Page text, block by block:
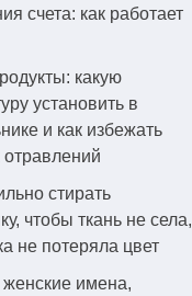
счета: как работает
какую
установить в
и как избежать
стирать
чтобы ткань не села,
не потеряла цвет
имена,